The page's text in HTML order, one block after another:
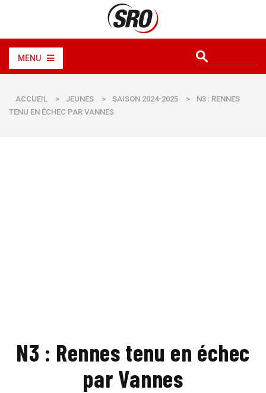
MENU
ACCUEIL > JEUNES > SAISON 2024-2025 >
N3 : RENNES
TENU EN ÉCHEC PAR VANNES
N3 : Rennes tenu en échec
par Vannes